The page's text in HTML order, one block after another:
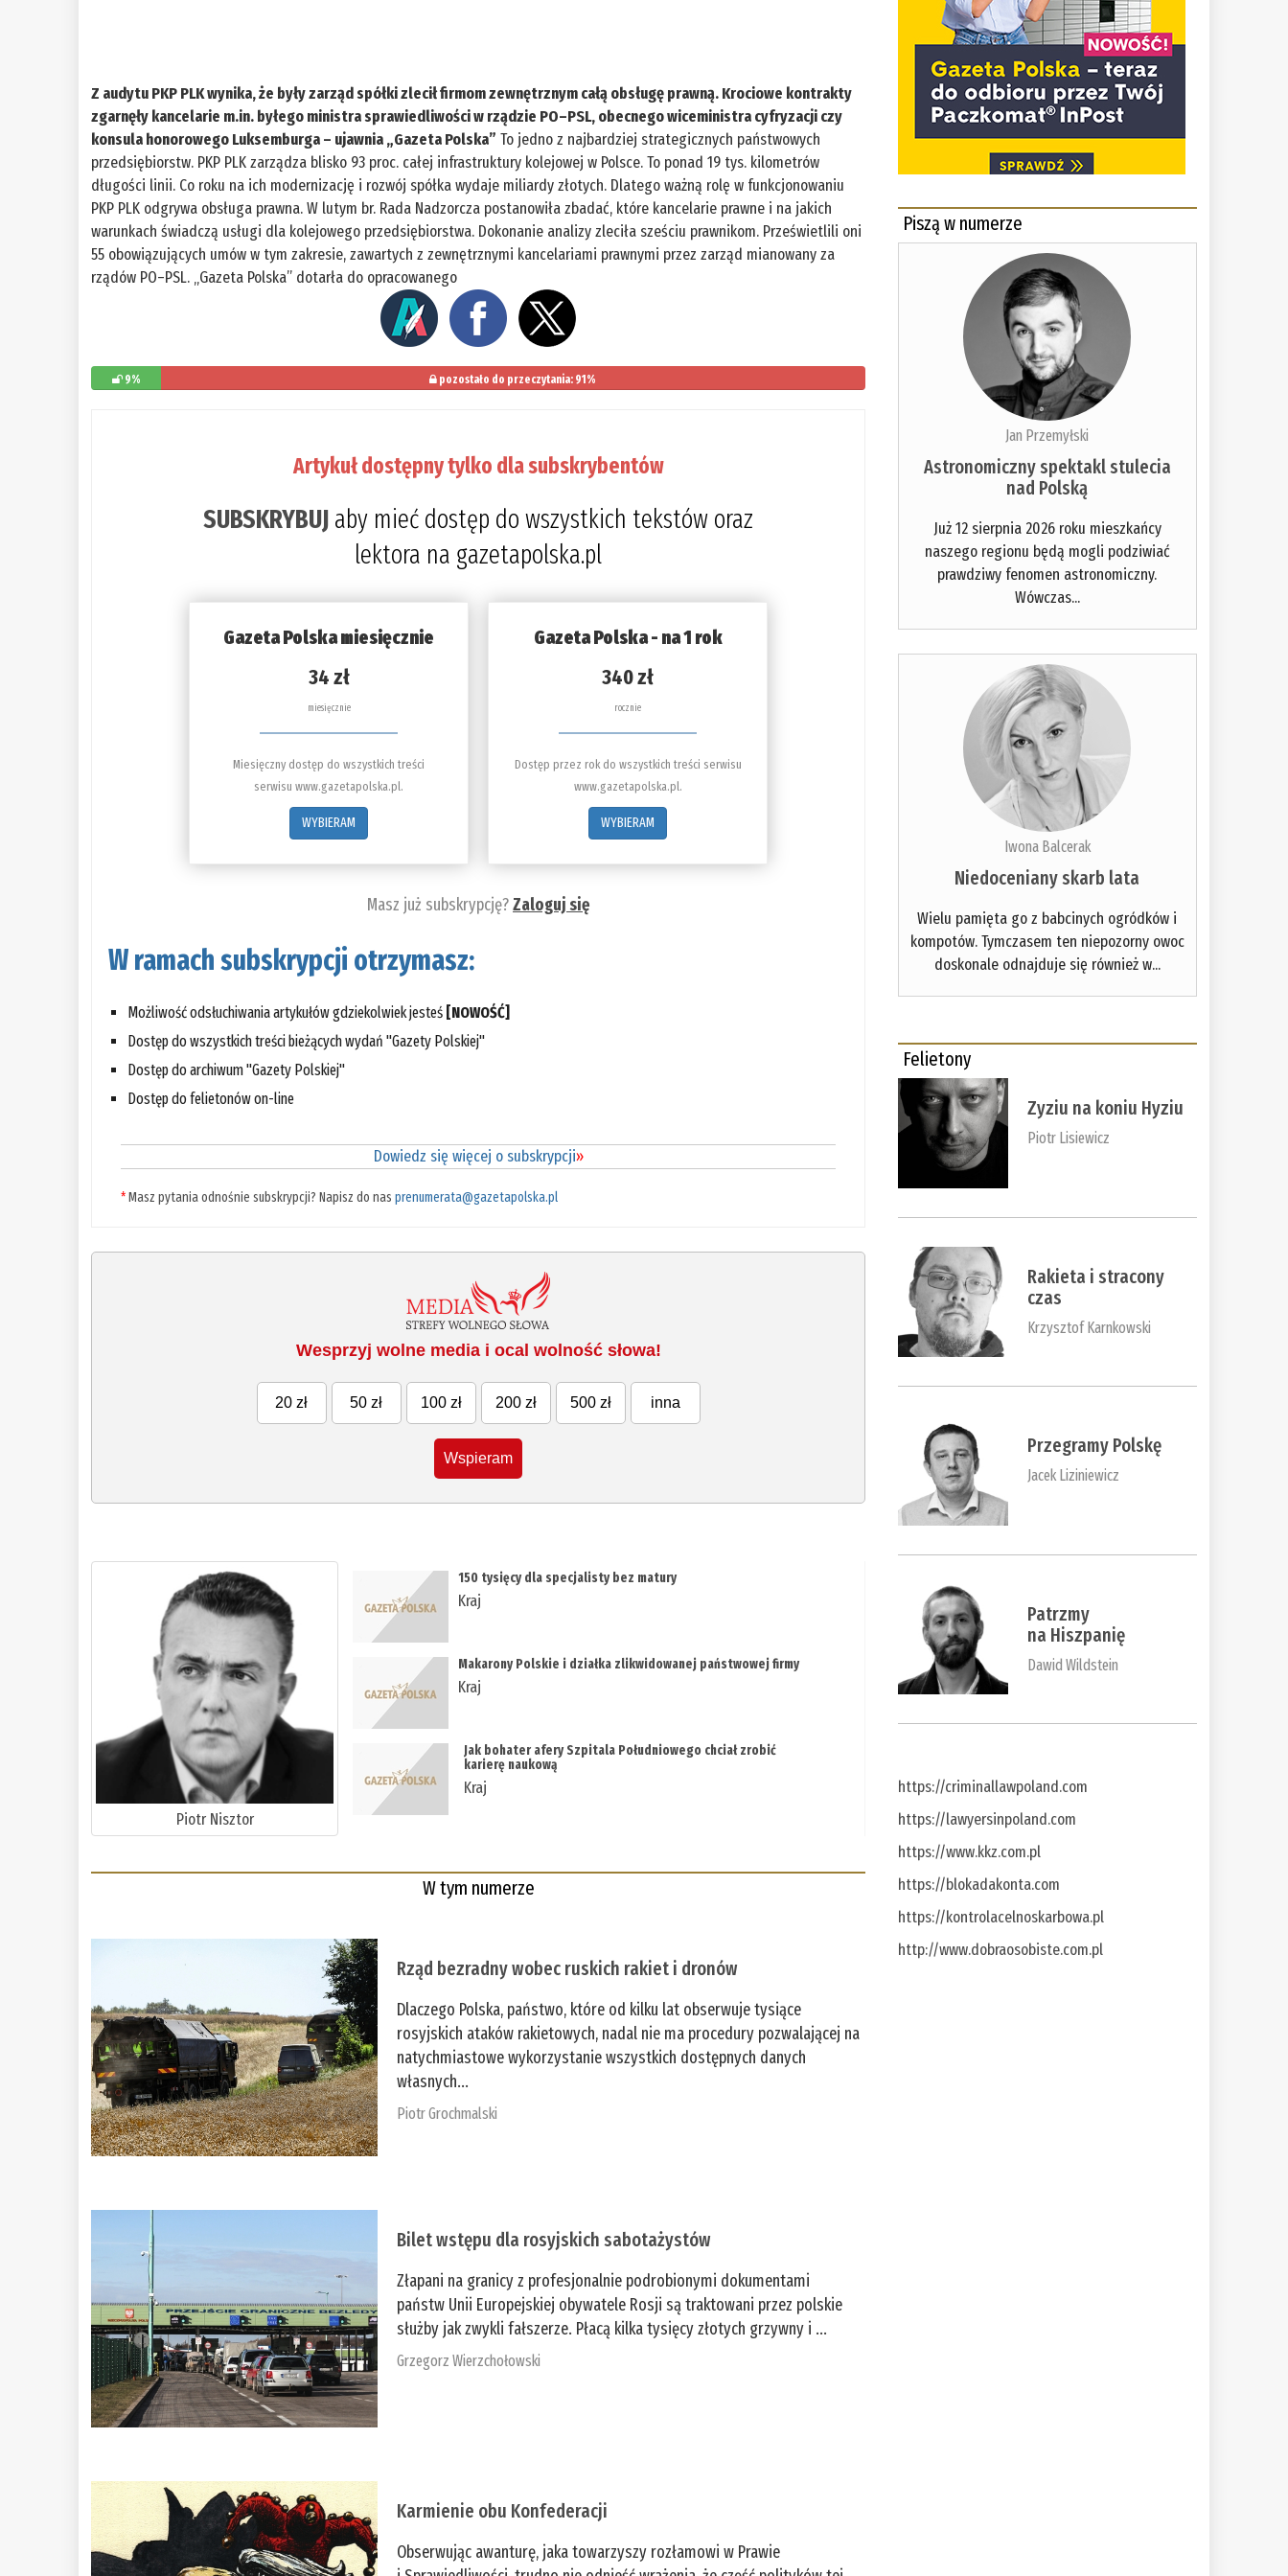
Z audytu PKP PLK wynika, że były zarząd spółki zlecił firmom zewnętrznym całą obsługę prawną. Krociowe kontrakty
zgarnęły kancelarie m.in. byłego ministra sprawiedliwości w rządzie PO–PSL, obecnego wiceministra cyfryzacji czy
konsula honorowego Luksemburga – ujawnia „Gazeta Polska” To jedno z najbardziej strategicznych państwowych
przedsiębiorstw. PKP PLK zarządza blisko 93 proc. całej infrastruktury kolejowej w Polsce. To ponad 19 tys. kilometrów
długości linii. Co roku na ich modernizację i rozwój spółka wydaje miliardy złotych. Dlatego ważną rolę w funkcjonowaniu
PKP PLK odgrywa obsługa prawna. W lutym br. Rada Nadzorcza postanowiła zbadać, które kancelarie prawne i na jakich
warunkach świadczą usługi dla kolejowego przedsiębiorstwa. Dokonanie analizy zleciła sześciu prawnikom. Prześwietlili oni
55 obowiązujących umów w tym zakresie, zawartych z zewnętrznymi kancelariami prawnymi przez zarząd mianowany za
rządów PO–PSL. „Gazeta Polska” dotarła do opracowanego
9% pozostało do przeczytania: 91%
Artykuł dostępny tylko dla subskrybentów
SUBSKRYBUJ aby mieć dostęp do wszystkich tekstów oraz
lektora na gazetapolska.pl
Gazeta Polska miesięcznie
34 zł
miesięcznie
Miesięczny dostęp do wszystkich treści
serwisu www.gazetapolska.pl.
WYBIERAM
Gazeta Polska - na 1 rok
340 zł
rocznie
Dostęp przez rok do wszystkich treści serwisu
www.gazetapolska.pl.
WYBIERAM
Masz już subskrypcję?Zaloguj się
W ramach subskrypcji otrzymasz:
Możliwość odsłuchiwania artykułów gdziekolwiek jesteś [NOWOŚĆ]
Dostęp do wszystkich treści bieżących wydań "Gazety Polskiej"
Dostęp do archiwum "Gazety Polskiej"
Dostęp do felietonów on-line
Dowiedz się więcej o subskrypcji»
*Masz pytania odnośnie subskrypcji? Napisz do nasprenumerata@gazetapolska.pl
Wesprzyj wolne media i ocal wolność słowa!
20 zł 50 zł 100 zł 200 zł 500 zł inna
Wspieram
Piotr Nisztor
150 tysięcy dla specjalisty bez matury
Kraj
Makarony Polskie i działka zlikwidowanej państwowej firmy
Kraj
Jak bohater afery Szpitala Południowego chciał zrobić
karierę naukową
Kraj
W tym numerze
Rząd bezradny wobec ruskich rakiet i dronów
Dlaczego Polska, państwo, które od kilku lat obserwuje tysiące
rosyjskich ataków rakietowych, nadal nie ma procedury pozwalającej na
natychmiastowe wykorzystanie wszystkich dostępnych danych
własnych...
Piotr Grochmalski
Bilet wstępu dla rosyjskich sabotażystów
Złapani na granicy z profesjonalnie podrobionymi dokumentami
państw Unii Europejskiej obywatele Rosji są traktowani przez polskie
służby jak zwykli fałszerze. Płacą kilka tysięcy złotych grzywny i ...
Grzegorz Wierzchołowski
Karmienie obu Konfederacji
Obserwując awanturę, jaka towarzyszy rozłamowi w Prawie
Piszą w numerze
Jan Przemyłski
Astronomiczny spektakl stulecia
nad Polską
Już 12 sierpnia 2026 roku mieszkańcy
naszego regionu będą mogli podziwiać
prawdziwy fenomen astronomiczny.
Wówczas...
Iwona Balcerak
Niedoceniany skarb lata
Wielu pamięta go z babcinych ogródków i
kompotów. Tymczasem ten niepozorny owoc
doskonale odnajduje się również w...
Felietony
Zyziu na koniu Hyziu
Piotr Lisiewicz
Rakieta i stracony
czas
Krzysztof Karnkowski
Przegramy Polskę
Jacek Liziniewicz
Patrzmy
na Hiszpanię
Dawid Wildstein
https://criminallawpoland.com
https://lawyersinpoland.com
https://www.kkz.com.pl
https://blokadakonta.com
https://kontrolacelnoskarbowa.pl
http://www.dobraosobiste.com.pl